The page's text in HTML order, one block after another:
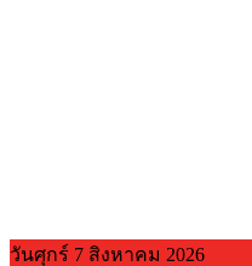
วันศุกร์ 7 สิงหาคม 2026